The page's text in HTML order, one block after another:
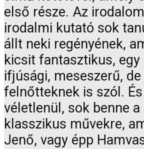
első része. Az
irodalmi kutató sok
állt neki regényének,
kicsit fantasztikus,
ifjúsági, meseszerű, de
felnőtteknek is szól.
véletlenül, sok benne
klasszikus művekre,
Jenő, vagy épp